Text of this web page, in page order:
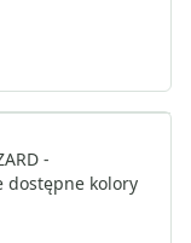
że nawet przy
ochronę
-
dostępne kolory